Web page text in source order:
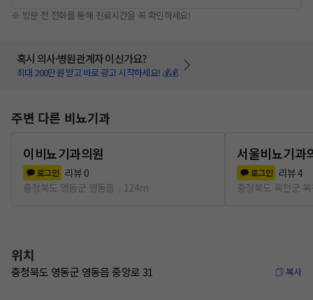
※ 방문 전 전화를 통해 진료시간을 꼭 확인하세요!
혹시 의사·병원관계자 이신가요?
최대 200만원 받고 바로 광고 시작하세요! 💰💰
주변 다른 비뇨기과
이비뇨기과의원
로그인 리뷰 0
충청북도 영동군 영동읍
124m
서울비뇨기과
로그인 리뷰4
충청북도 옥천군
위치
충청북도 영동군 영동읍 중앙로 31 복사